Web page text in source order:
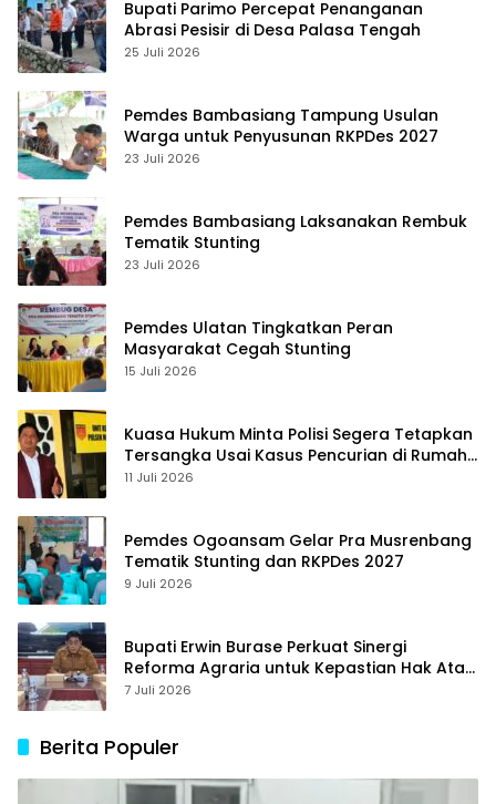
Bupati Parimo Percepat Penanganan
Abrasi Pesisir di Desa Palasa Tengah
25 Juli 2026
Pemdes Bambasiang Tampung Usulan
Warga untuk Penyusunan RKPDes 2027
23 Juli 2026
Pemdes Bambasiang Laksanakan Rembuk
Tematik Stunting
23 Juli 2026
Pemdes Ulatan Tingkatkan Peran
Masyarakat Cegah Stunting
15 Juli 2026
Kuasa Hukum Minta Polisi Segera Tetapkan
Tersangka Usai Kasus Pencurian di Rumah
Anggota Dewan Bantul di Sigi Naik
11 Juli 2026
Pemdes Ogoansam Gelar Pra Musrenbang
Tematik Stunting dan RKPDes 2027
9 Juli 2026
Bupati Erwin Burase Perkuat Sinergi
Reforma Agraria untuk Kepastian Hak Atas
Tanah bagi Masyarakat
7 Juli 2026
Berita Populer